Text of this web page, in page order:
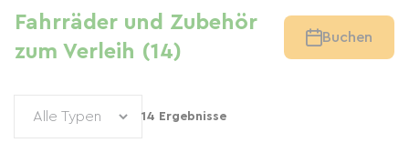
Fahrräder und Zubehör
zum Verleih (14)
Buchen
14 Ergebnisse